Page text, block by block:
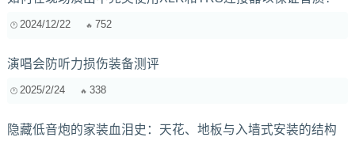
2024/12/22 752
演唱会防听力损伤装备测评
2025/2/24 338
隐藏低音炮的家装血泪史：天花、地板与入墙式安装的结构